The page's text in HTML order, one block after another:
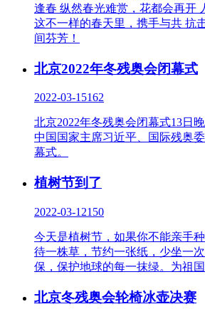
逢春 纵然春光难赏，花都会再开
这不一样的春天里，携手与共 抗
间芬芳！
北京2022年冬残奥会闭幕式
2022-03-15162
北京2022年冬残奥会闭幕式13日
中国国家主席习近平、国际残奥
幕式。
植树节到了
2022-03-12150
今天是植树节，如果你不能亲手
待一株草，节约一张纸，少坐一
保，保护地球的每一抹绿。为祖
北京冬残奥会轮椅冰壶决赛